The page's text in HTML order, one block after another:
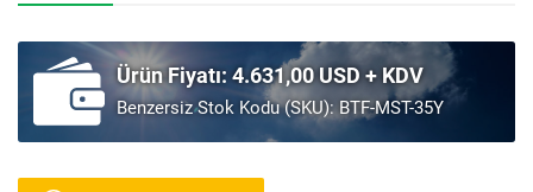
Ürün Fiyatı: 4.631,00 USD + KDV
Benzersiz Stok Kodu (SKU): BTF-MST-35Y